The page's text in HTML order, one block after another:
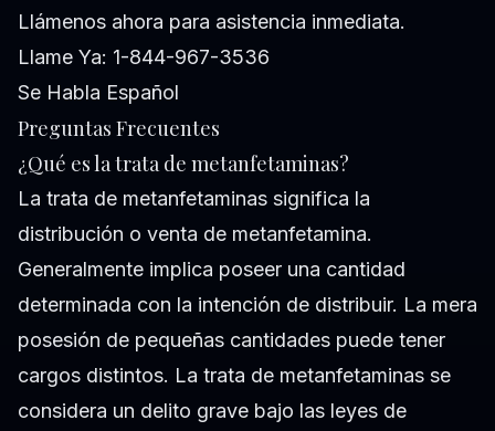
Llámenos ahora para asistencia inmediata.
Llame Ya: 1-844-967-3536
Se Habla Español
Preguntas Frecuentes
¿Qué es la trata de metanfetaminas?
La trata de metanfetaminas significa la
distribución o venta de metanfetamina.
Generalmente implica poseer una cantidad
determinada con la intención de distribuir. La mera
posesión de pequeñas cantidades puede tener
cargos distintos. La trata de metanfetaminas se
considera un delito grave bajo las leyes de